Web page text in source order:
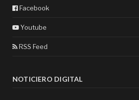
Facebook
Youtube
RSS Feed
NOTICIERO DIGITAL